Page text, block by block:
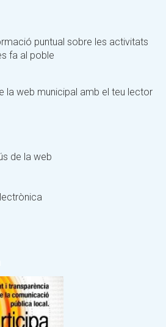
puntual sobre les activitats
fa al poble
la web municipal amb el teu lector
de la web